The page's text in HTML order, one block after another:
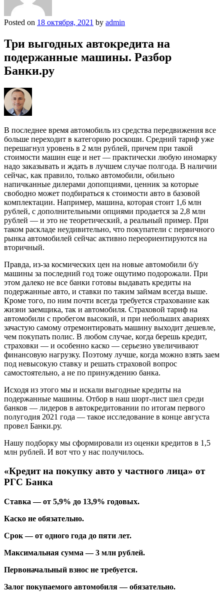
Posted on 18 октября, 2021 by admin
Три выгодных автокредита на
подержанные машины. Разбор
Банки.ру
В последнее время автомобиль из средства передвижения все
больше переходит в категорию роскоши. Средний тариф уже
перешагнул уровень в 2 млн рублей, причем при такой
стоимости машин еще и нет — практически любую иномарку
надо заказывать и ждать в лучшем случае полгода. В наличии
сейчас, как правило, только автомобили, обильно
напичканные дилерами допопциями, ценник за которые
свободно может подбираться к стоимости авто в базовой
комплектации. Например, машина, которая стоит 1,6 млн
рублей, с дополнительными опциями продается за 2,8 млн
рублей — и это не теоретический, а реальный пример. При
таком раскладе неудивительно, что покупатели с первичного
рынка автомобилей сейчас активно переориентируются на
вторичный.
Правда, из-за космических цен на новые автомобили б/у
машины за последний год тоже ощутимо подорожали. При
этом далеко не все банки готовы выдавать кредиты на
подержанные авто, и ставки по таким займам всегда выше.
Кроме того, по ним почти всегда требуется страхование как
жизни заемщика, так и автомобиля. Страховой тариф на
автомобили с пробегом высокий, и при небольших авариях
зачастую самому отремонтировать машину выходит дешевле,
чем покупать полис. В любом случае, когда берешь кредит,
страховки — и особенно каско — серьезно увеличивают
финансовую нагрузку. Поэтому лучше, когда можно взять заем
под невысокую ставку и решать страховой вопрос
самостоятельно, а не по принуждению банка.
Исходя из этого мы и искали выгодные кредиты на
подержанные машины. Отбор в наш шорт-лист шел среди
банков — лидеров в автокредитовании по итогам первого
полугодия 2021 года — такое исследование в конце августа
провел Банки.ру.
Нашу подборку мы сформировали из оценки кредитов в 1,5
млн рублей. И вот что у нас получилось.
«Кредит на покупку авто у частного лица» от
РГС Банка
Ставка — от 5,9% до 13,9% годовых.
Каско не обязательно.
Срок — от одного года до пяти лет.
Максимальная сумма — 3 млн рублей.
Первоначальный взнос не требуется.
Залог покупаемого автомобиля — обязательно.